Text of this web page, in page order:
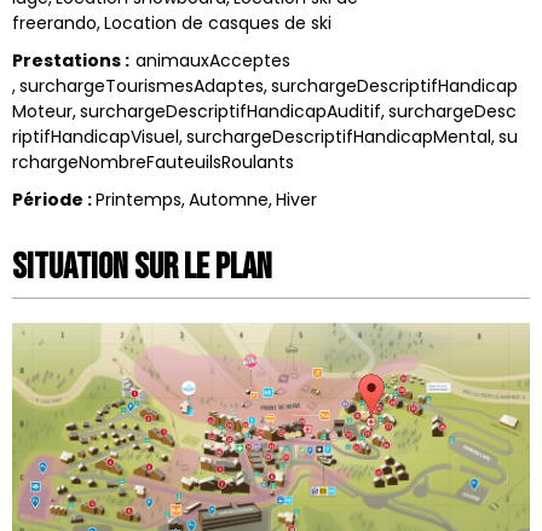
freerando Location de casques de ski
Prestations : animauxAcceptes
surchargeTourismesAdaptes surchargeDescriptifHandicap
Moteur surchargeDescriptifHandicapAuditif surchargeDesc
riptifHandicapVisuel surchargeDescriptifHandicapMental su
rchargeNombreFauteuilsRoulants
Période :Printemps Automne Hiver
Situation sur le Plan